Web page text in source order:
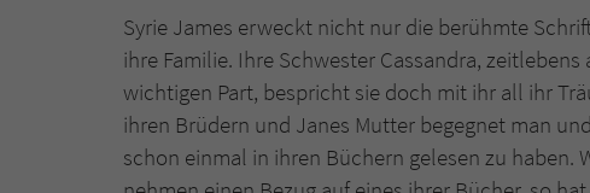
Syrie James erweckt nicht nur die berühmte
ihre Familie. Ihre Schwester Cassandra,
wichtigen Part, bespricht sie doch mit ihr all ihr
ihren Brüdern und Janes Mutter begegnet man
schon einmal in ihren Büchern gelesen zu haben.